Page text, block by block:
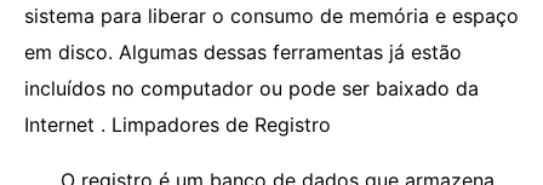
sistema para liberar o consumo de memória e espaço
em disco. Algumas dessas ferramentas já estão
incluídos no computador ou pode ser baixado da
Internet . Limpadores de Registro
O registro é um banco de dados que armazena